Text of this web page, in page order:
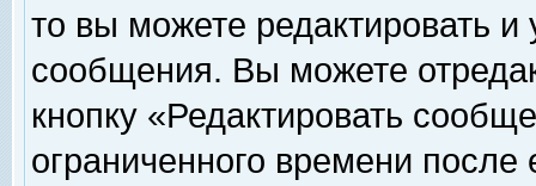
то вы можете редактировать и
сообщения. Вы можете
кнопку «Редактировать
ограниченного времени